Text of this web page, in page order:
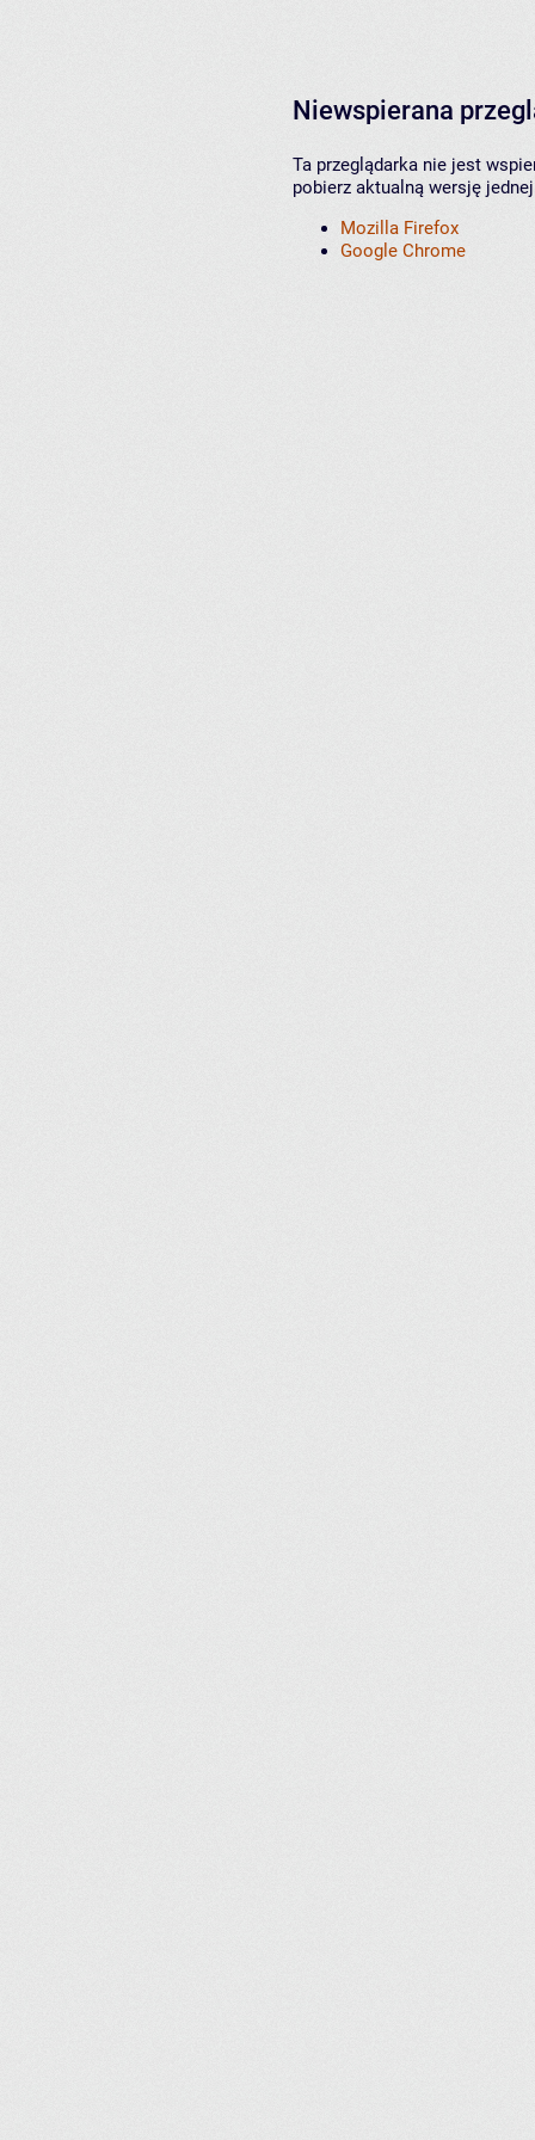
Niewspierana
Ta przeglądarka nie jest
pobierz aktualną wersję
Mozilla Firefox
Google Chrome